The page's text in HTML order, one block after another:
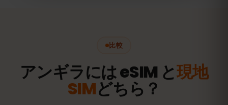
比較
アンギラには eSIM と現地
SIMどちら？